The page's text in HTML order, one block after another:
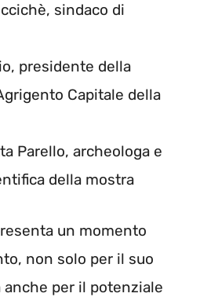
sindaco di
presidente della
Capitale della
Parello, archeologa e
della mostra
un momento
non solo per il suo
per il potenziale